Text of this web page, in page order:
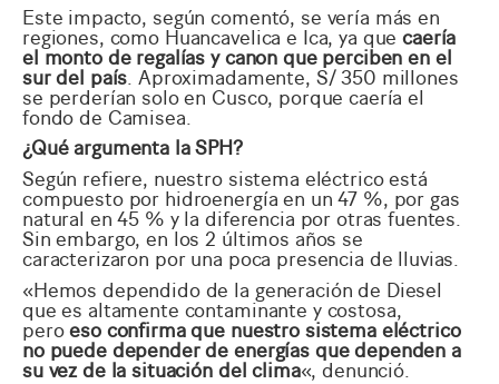
Este impacto, según comentó, se vería más en
regiones, como Huancavelica e Ica, ya que caería
el monto de regalías y canon que perciben en el
sur del país . Aproximadamente, S/ 350 millones
se perderían solo en Cusco, porque caería el
fondo de Camisea.
¿Qué argumenta la SPH?
Según refiere, nuestro sistema eléctrico está
compuesto por hidroenergía en un 47 %, por gas
natural en 45 % y la diferencia por otras fuentes.
Sin embargo, en los 2 últimos años se
caracterizaron por una poca presencia de lluvias.
«Hemos dependido de la generación de Diesel
que es altamente contaminante y costosa,
peroeso confirma que nuestro sistema eléctrico
no puede depender de energías que dependen a
su vez de la situación del clima«, denunció.